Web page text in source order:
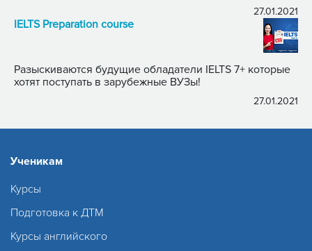
27.01.2021
IELTS Preparation course
Разыскиваются будущие обладатели IELTS 7+ которые
хотят поступать в зарубежные ВУЗы!
27.01.2021
Ученикам
Курсы
Подготовка к ДТМ
Курсы английского